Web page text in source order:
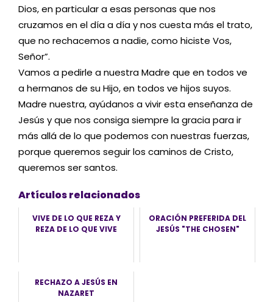
Dios, en particular a esas personas que nos
cruzamos en el día a día y nos cuesta más el trato,
que no rechacemos a nadie, como hiciste Vos,
Señor”.
Vamos a pedirle a nuestra Madre que en todos ve
a hermanos de su Hijo, en todos ve hijos suyos.
Madre nuestra, ayúdanos a vivir esta enseñanza de
Jesús y que nos consiga siempre la gracia para ir
más allá de lo que podemos con nuestras fuerzas,
porque queremos seguir los caminos de Cristo,
queremos ser santos.
Artículos relacionados
VIVE DE LO QUE REZA Y
REZA DE LO QUE VIVE
ORACIÓN PREFERIDA DEL
JESÚS "THE CHOSEN"
RECHAZO A JESÚS EN
NAZARET